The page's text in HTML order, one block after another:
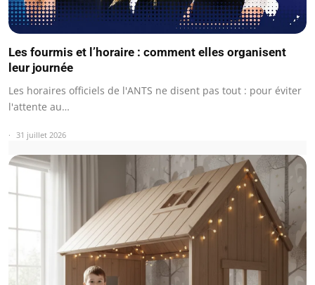
Les fourmis et l’horaire : comment elles organisent
leur journée
Les horaires officiels de l'ANTS ne disent pas tout : pour éviter
l'attente au…
31 juillet 2026